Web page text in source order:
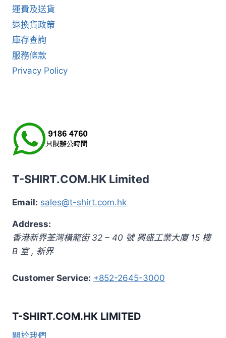
運費及送貨
退換貨政策
庫存查詢
服務條款
Privacy Policy
T-SHIRT.COM.HK Limited
Email: sales@t-shirt.com.hk
Address:
香港新界荃灣橫龍街 32 – 40 號 興盛工業大廈 15 樓
B 室, 新界
Customer Service: +852-2645-3000
T-SHIRT.COM.HK LIMITED